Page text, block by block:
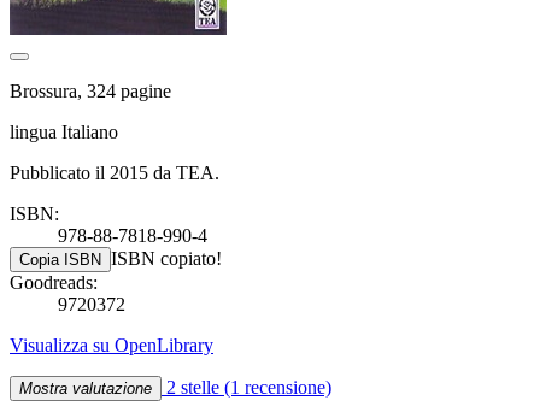
Brossura, 324 pagine
lingua Italiano
Pubblicato il 2015 da TEA.
ISBN:
978-88-7818-990-4
Copia ISBN ISBN copiato!
Goodreads:
9720372
Visualizza su OpenLibrary
Mostra valutazione 2 stelle (1 recensione)